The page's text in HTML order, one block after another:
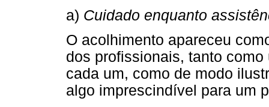
a) Cuidado enquanto
O acolhimento apareceu
dos profissionais, tanto
cada um, como de modo
algo imprescindível para um